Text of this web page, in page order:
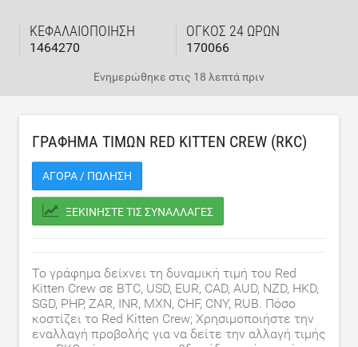
ΚΕΦΑΛΑΙΟΠΟΊΗΣΗ
1464270
ΌΓΚΟΣ 24 ΩΡΏΝ
170066
Ενημερώθηκε στις 18 λεπτά πριν
ΓΡΆΦΗΜΑ ΤΙΜΏΝ RED KITTEN CREW (RKC)
ΑΓΟΡΆ / ΠΏΛΗΣΗ
ΞΕΚΙΝΉΣΤΕ ΤΙΣ ΣΥΝΑΛΛΑΓΈΣ
Το γράφημα δείχνει τη δυναμική τιμή του Red
Kitten Crew σε BTC, USD, EUR, CAD, AUD, NZD, HKD,
SGD, PHP, ZAR, INR, MXN, CHF, CNY, RUB. Πόσο
κοστίζει το Red Kitten Crew; Χρησιμοποιήστε την
εναλλαγή προβολής για να δείτε την αλλαγή τιμής